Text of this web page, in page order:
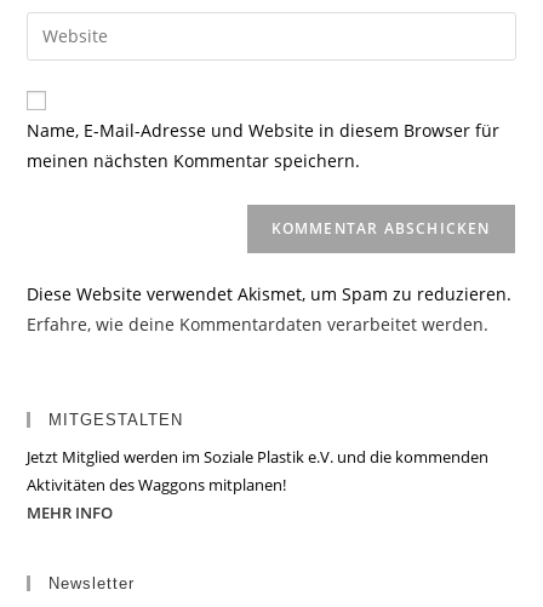
zum
Kommentieren
ein
E-
Mail-
zum
Kommentieren
ein
Gib
deine
Website-
URL
Name, E-Mail-Adresse und Website in diesem Browser für
meinen nächsten Kommentar speichern.
Diese Website verwendet Akismet, um Spam zu reduzieren.
Erfahre, wie deine Kommentardaten verarbeitet werden.
MITGESTALTEN
Jetzt Mitglied werden im Soziale Plastik e.V. und die kommenden
Aktivitäten des Waggons mitplanen!
MEHR INFO
Newsletter